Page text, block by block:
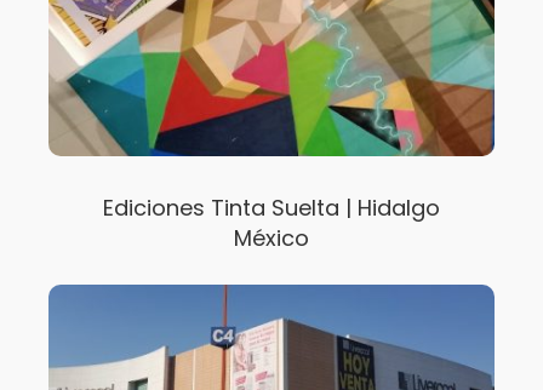
Ediciones Tinta Suelta | Hidalgo
México